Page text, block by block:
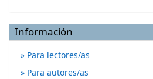
Información
Para lectores/as
Para autores/as